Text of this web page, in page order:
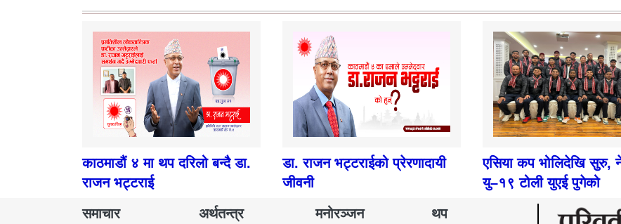
काठमाडौं ४ मा थप दरिलो बन्दै डा.
राजन भट्टराई
डा. राजन भट्टराईको प्रेरणादायी
जीवनी
एसिया कप भोलिदेखि सुरु,
यु–१९ टोली युएई पुगेको
समाचार
अर्थतन्त्र मनोरञ्जन थप